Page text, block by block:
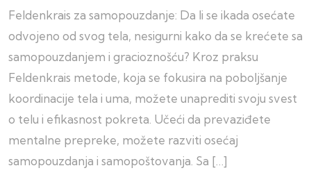
Feldenkrais za samopouzdanje: Da li se ikada osećate
odvojeno od svog tela, nesigurni kako da se krećete sa
samopouzdanjem i gracioznošću? Kroz praksu
Feldenkrais metode, koja se fokusira na poboljšanje
koordinacije tela i uma, možete unaprediti svoju svest
o telu i efikasnost pokreta. Učeći da prevaziđete
mentalne prepreke, možete razviti osećaj
samopouzdanja i samopoštovanja. Sa […]